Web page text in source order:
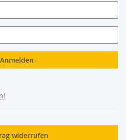
Anmelden
widerrufen